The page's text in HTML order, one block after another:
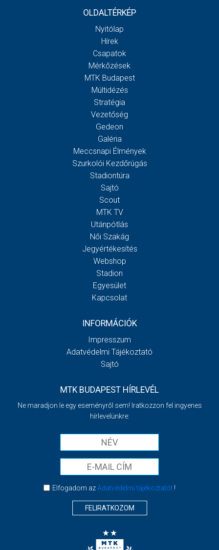
OLDALTÉRKÉP
Nyitólap
Hírek
Csapatok
Mérkőzések
MTK Budapest
Múltidézés
Stratégia
Vezetőség
Gedeon
Galéria
Meccsnapi Élmények
Szurkolói Kezdőrúgás
Stadiontúra
Sajtó
Scout
MTK TV
Utánpótlás
Női Szakág
Jegyértékesítés
Webshop
Stadion
Egyesület
Kapcsolat
INFORMÁCIÓK
Impresszum
Adatvédelmi Tájékoztató
Sajtó
MTK BUDAPEST HÍRLEVÉL
Ne maradjon le egy eseményről sem! Iratkozzon fel ingyenes
hírlevelünkre:
Elfogadom azAdatvédelmi tájékoztatót!
FELIRATKOZOM